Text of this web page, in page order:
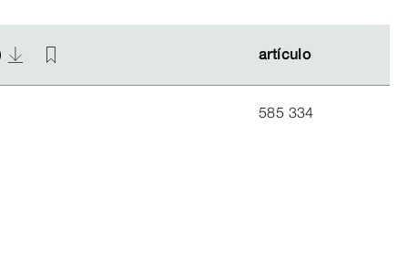
artículo
artículo
585 334